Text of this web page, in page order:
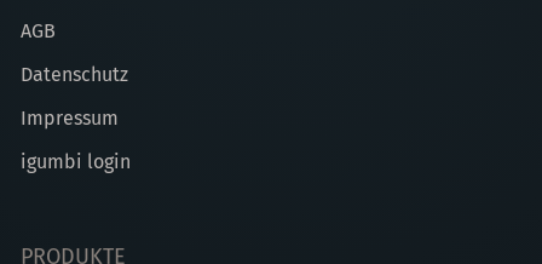
AGB
Datenschutz
Impressum
igumbi login
PRODUKTE